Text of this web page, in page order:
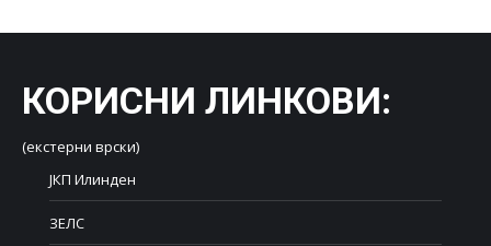
КОРИСНИ ЛИНКОВИ:
(екстерни врски)
ЈКП Илинден
ЗЕЛС